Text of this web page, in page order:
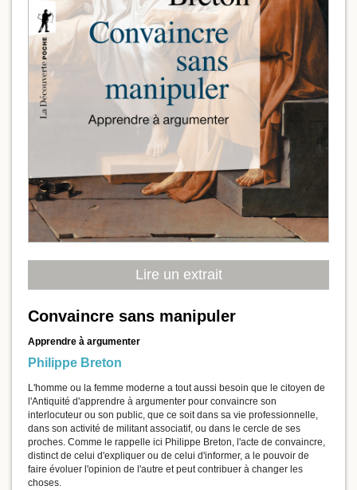
Lire un extrait
Convaincre sans manipuler
Apprendre à argumenter
Philippe Breton
L'homme ou la femme moderne a tout aussi besoin que le citoyen de
l'Antiquité d'apprendre à argumenter pour convaincre son
interlocuteur ou son public, que ce soit dans sa vie professionnelle,
dans son activité de militant associatif, ou dans le cercle de ses
proches. Comme le rappelle ici Philippe Breton, l'acte de convaincre,
distinct de celui d'expliquer ou de celui d'informer, a le pouvoir de
faire évoluer l'opinion de l'autre et peut contribuer à changer les
choses.